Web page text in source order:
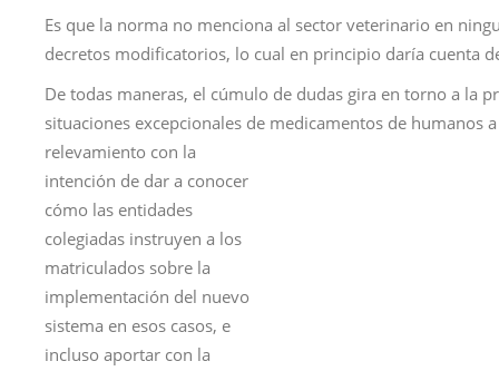
Es que la norma no menciona al sector veterinario en
decretos modificatorios, lo cual en principio daría cuenta
De todas maneras, el cúmulo de dudas gira en torno a la
situaciones excepcionales de medicamentos de humanos
relevamiento con la
intención de dar a conocer
cómo las entidades
colegiadas instruyen a los
matriculados sobre la
implementación del nuevo
sistema en esos casos, e
incluso aportar con la